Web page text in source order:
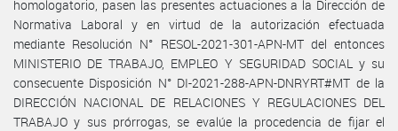
homologatorio, pasen las presentes actuaciones a la Dirección de
Normativa Laboral y en virtud de la autorización efectuada
mediante Resolución N° RESOL-2021-301-APN-MT del entonces
MINISTERIO DE TRABAJO, EMPLEO Y SEGURIDAD SOCIAL y su
consecuente Disposición N° DI-2021-288-APN-DNRYRT#MT de la
DIRECCIÓN NACIONAL DE RELACIONES Y REGULACIONES DEL
TRABAJO y sus prórrogas, se evalúe la procedencia de fijar el